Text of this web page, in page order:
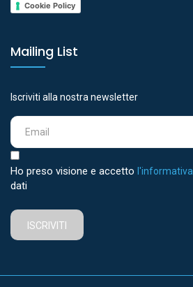
Cookie Policy
Mailing List
Iscriviti alla nostra newsletter
Ho preso visione e accetto l'informativa
dati
ISCRIVITI